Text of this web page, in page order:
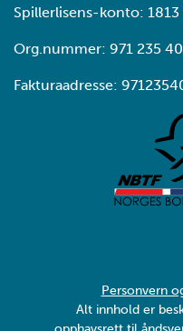
Spillerlisens-konto: 1813
Org.nummer: 971 235
Fakturaadresse:
Personvern
Alt innhold er